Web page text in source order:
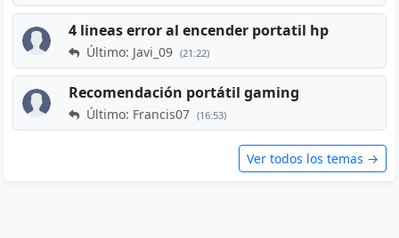
4 lineas error al encender portatil hp
Último: Javi_09 (21:22)
Recomendación portátil gaming
Último: Francis07 (16:53)
Ver todos los temas →